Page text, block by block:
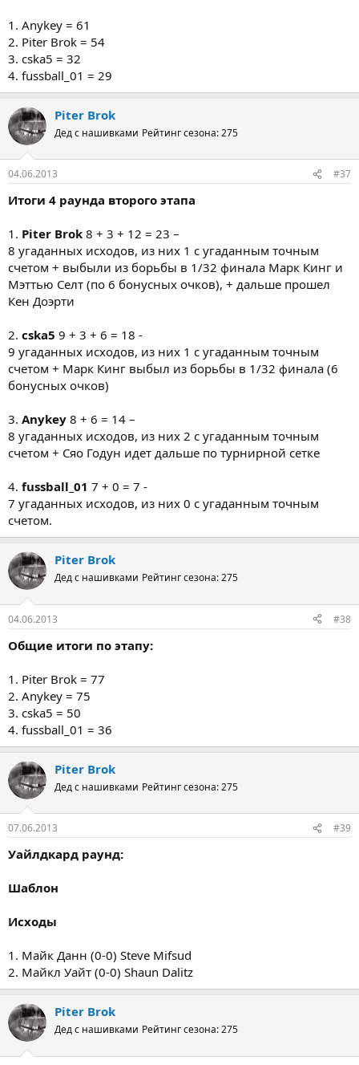
1. Anykey = 61
2. Piter Brok = 54
3. cska5 = 32
4. fussball_01 = 29
Piter Brok
Дед с нашивками Рейтинг сезона: 275
04.06.2013 #37
Итоги 4 раунда второго этапа
1. Piter Brok 8 + 3 + 12 = 23 –
8 угаданных исходов, из них 1 с угаданным точным
счетом + выбыли из борьбы в 1/32 финала Марк Кинг и
Мэттью Селт (по 6 бонусных очков), + дальше прошел
Кен Доэрти
2. cska5 9 + 3 + 6 = 18 -
9 угаданных исходов, из них 1 с угаданным точным
счетом + Марк Кинг выбыл из борьбы в 1/32 финала (6
бонусных очков)
3. Anykey 8 + 6 = 14 –
8 угаданных исходов, из них 2 с угаданным точным
счетом + Сяо Годун идет дальше по турнирной сетке
4. fussball_01 7 + 0 = 7 -
7 угаданных исходов, из них 0 с угаданным точным
счетом.
Piter Brok
Дед с нашивками Рейтинг сезона: 275
04.06.2013 #38
Общие итоги по этапу:
1. Piter Brok = 77
2. Anykey = 75
3. cska5 = 50
4. fussball_01 = 36
Piter Brok
Дед с нашивками Рейтинг сезона: 275
07.06.2013 #39
Уайлдкард раунд:
Шаблон
Исходы
1. Майк Данн (0-0) Steve Mifsud
2. Майкл Уайт (0-0) Shaun Dalitz
Piter Brok
Дед с нашивками Рейтинг сезона: 275